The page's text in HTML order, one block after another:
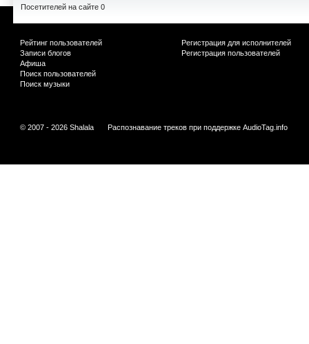
Посетителей на сайте 0
Рейтинг пользователей
Записи блогов
Афиша
Поиск пользователей
Поиск музыки
Регистрация для исполнителей
Регистрация пользователей
© 2007 - 2026 Shalala Распознавание треков при поддержке AudioTag.info